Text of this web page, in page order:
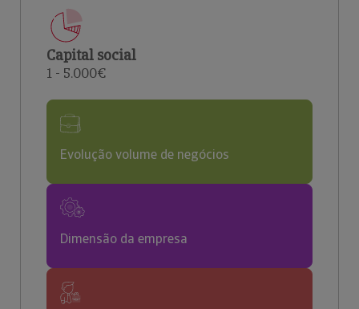
Capital social
1 - 5.000€
Evolução volume de negócios
Dimensão da empresa